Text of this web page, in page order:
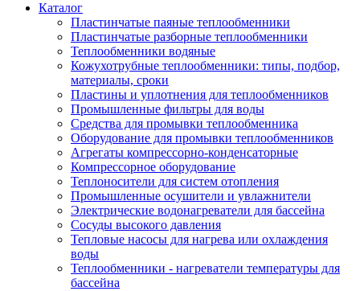
Каталог
Пластинчатые паяные теплообменники
Пластинчатые разборные теплообменники
Теплообменники водяные
Кожухотрубные теплообменники: типы, подбор,
материалы, сроки
Пластины и уплотнения для теплообменников
Промышленные фильтры для воды
Средства для промывки теплообменника
Оборудование для промывки теплообменников
Агрегаты компрессорно-конденсаторные
Компрессорное оборудование
Теплоносители для систем отопления
Промышленные осушители и увлажнители
Электрические водонагреватели для бассейна
Сосуды высокого давления
Тепловые насосы для нагрева или охлаждения
воды
Теплообменники - нагреватели температуры для
бассейна